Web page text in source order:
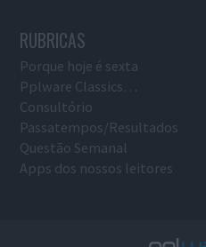
RUBRICAS
Porque hoje é sexta
Pplware Classics…
Consultório
Passatempos/Resultados
Questão Semanal
Apps dos nossos leitores